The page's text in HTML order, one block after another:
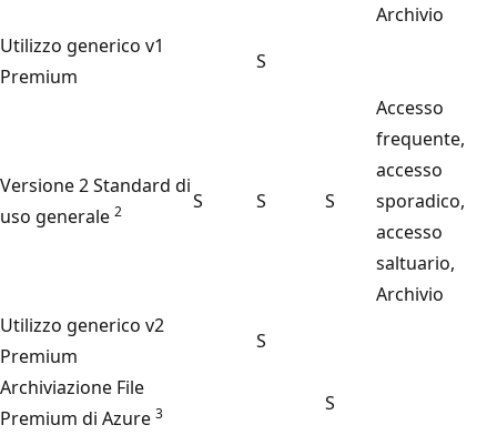
Archivio
Utilizzo generico v1
Premium
S
Versione 2 Standard di
uso generale 2 S S S
Accesso
frequente,
accesso
sporadico,
accesso
saltuario,
Archivio
Utilizzo generico v2
Premium
S
Archiviazione File
Premium di Azure 3 S